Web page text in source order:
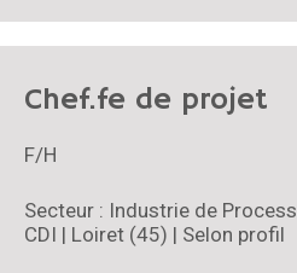
Chef.fe de projet
F/H
Secteur : Industrie de Process
CDI | Loiret (45) | Selon profil